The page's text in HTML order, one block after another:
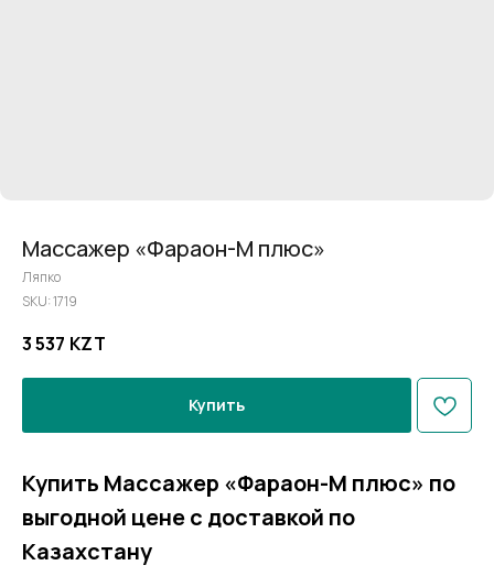
Массажер «Фараон-М плюс»
Ляпко
SKU:1719
3 537 KZT
Купить
Купить Массажер «Фараон-М плюс» по
выгодной цене с доставкой по
Казахстану